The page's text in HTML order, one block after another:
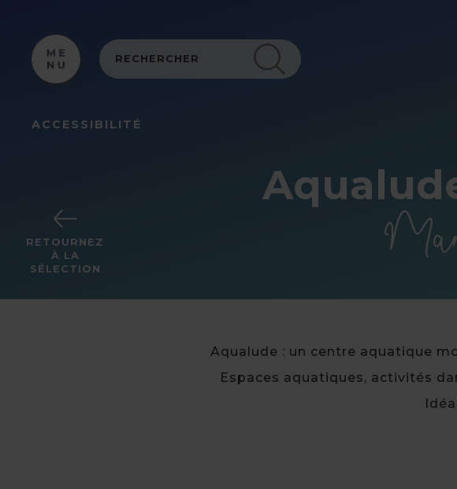
ACCESSIBILITÉ
RETOURNEZ
À LA
SÉLECTION
Aqualude : un centre aquatique
Espaces aquatiques, activités